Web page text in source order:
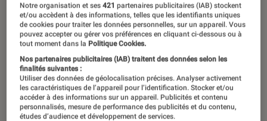
Les célébrités et les marques
débarquent sur BeReal [MàJ]
ACTU
Société numérique • 07 fév. 2024
Notre organisation et ses421 partenaires publicitaires (IAB) stockent
et/ou accèdent à des informations, telles que les identifiants uniques
de cookies pour traiter les données personnelles, sur un appareil. Vous
pouvez accepter ou gérer vos préférences en cliquant ci-dessous ou à
tout moment dans la Politique Cookies.
Nos partenaires publicitaires (IAB) traitent des données selon les
finalités suivantes :
Utiliser des données de géolocalisation précises. Analyser activement
les caractéristiques de l’appareil pour l’identification. Stocker et/ou
accéder à des informations sur un appareil. Publicités et contenu
personnalisés, mesure de performance des publicités et du contenu,
études d’audience et développement de services.